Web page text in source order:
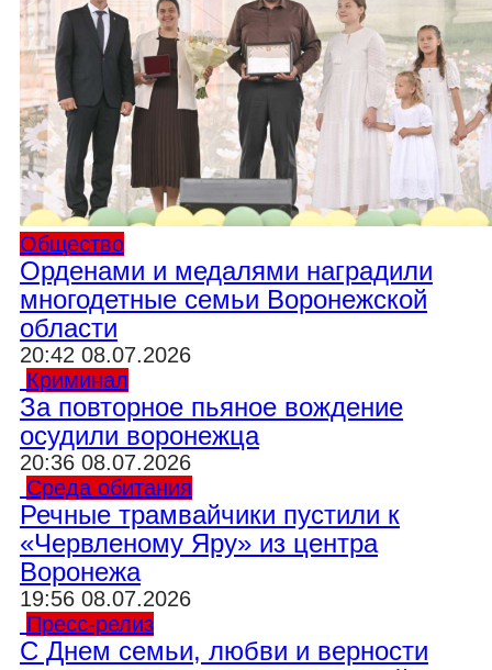
Общество
Орденами и медалями наградили
многодетные семьи Воронежской
области
20:42 08.07.2026
Криминал
За повторное пьяное вождение
осудили воронежца
20:36 08.07.2026
Среда обитания
Речные трамвайчики пустили к
«Червленому Яру» из центра
Воронежа
19:56 08.07.2026
Пресс-релиз
С Днем семьи, любви и верности